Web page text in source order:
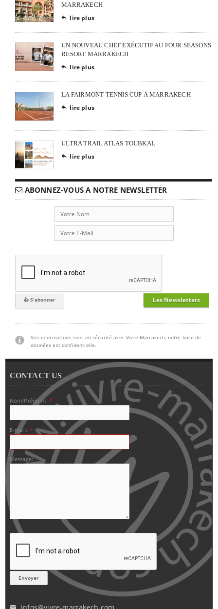
MARRAKECH
 lire plus
UN NOUVEAU CHEF EXÉCUTIF AU FOUR SEASONS
RESORT MARRAKECH
 lire plus
LA FAIRMONT TENNIS CUP À MARRAKECH
 lire plus
ULTRA TRAIL ATLAS TOUBKAL
 lire plus
ABONNEZ-VOUS A NOTRE NEWSLETTER
Les Newsletters
Vos informations sont en sécurité avec Vivre Marrakech, notre base de
données est confidentielle.
CONTACT US
Nom/Prénom: *
E-mail: *
Message:
✉ infos@vivre-marrakech.com